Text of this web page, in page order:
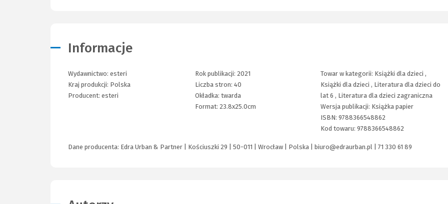
Informacje
Wydawnictwo: esteri
Kraj produkcji: Polska
Producent: esteri
Rok publikacji: 2021
Liczba stron: 40
Okładka: twarda
Format: 23.8x25.0cm
Towar w kategorii: Książki dla dzieci ,
Książki dla dzieci , Literatura dla dzieci do
lat 6 , Literatura dla dzieci zagraniczna
Wersja publikacji: Książka papier
ISBN: 9788366548862
Kod towaru: 9788366548862
Dane producenta: Edra Urban & Partner | Kościuszki 29 | 50-011 | Wrocław | Polska | biuro@edraurban.pl 71 330 61 89